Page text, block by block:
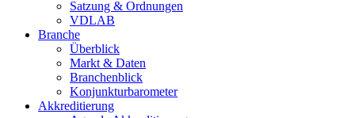
Satzung & Ordnungen
VDLAB
Branche
Überblick
Markt & Daten
Branchenblick
Konjunkturbarometer
Akkreditierung